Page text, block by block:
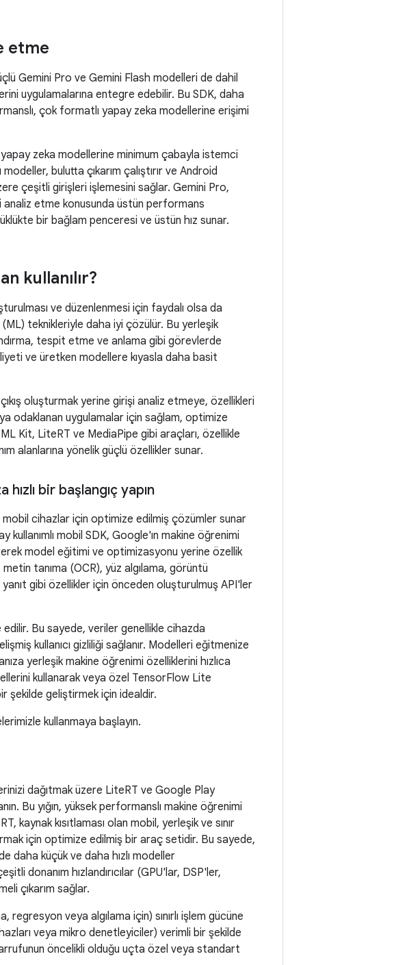
etme
Gemini Pro ve Gemini Flash modelleri de dahil
uygulamalarına entegre edebilir. Bu SDK, daha
çok formatlı yapay zeka modellerine erişimi
zeka modellerine minimum çabayla istemci
bulutta çıkarım çalıştırır ve Android
çeşitli girişleri işlemesini sağlar. Gemini Pro,
analiz etme konusunda üstün performans
bir bağlam penceresi ve üstün hız sunar.
kullanılır?
ve düzenlenmesi için faydalı olsa da
teknikleriyle daha iyi çözülür. Bu yerleşik
tespit etme ve anlama gibi görevlerde
ve üretken modellere kıyasla daha basit
oluşturmak yerine girişi analiz etmeye, özellikleri
odaklanan uygulamalar için sağlam, optimize
Kit, LiteRT ve MediaPipe gibi araçları, özellikle
alanlarına yönelik güçlü özellikler sunar.
bir başlangıç yapın
cihazlar için optimize edilmiş çözümler sunar
mobil SDK, Google'ın makine öğrenimi
model eğitimi ve optimizasyonu yerine özellik
tanıma (OCR), yüz algılama, görüntü
yanıt gibi özellikler için önceden oluşturulmuş API'ler
Bu sayede, veriler genellikle cihazda
kullanıcı gizliliği sağlanır. Modelleri eğitmenize
yerleşik makine öğrenimi özelliklerini hızlıca
kullanarak veya özel TensorFlow Lite
şekilde geliştirmek için idealdir.
kullanmaya başlayın.
dağıtmak üzere LiteRT ve Google Play
Bu yığın, yüksek performanslı makine öğrenimi
kaynak kısıtlaması olan mobil, yerleşik ve sınır
için optimize edilmiş bir araç setidir. Bu sayede,
daha küçük ve daha hızlı modeller
donanım hızlandırıcılar (GPU'lar, DSP'ler,
çıkarım sağlar.
regresyon veya algılama için) sınırlı işlem gücüne
veya mikro denetleyiciler) verimli bir şekilde
öncelikli olduğu uçta özel veya standart